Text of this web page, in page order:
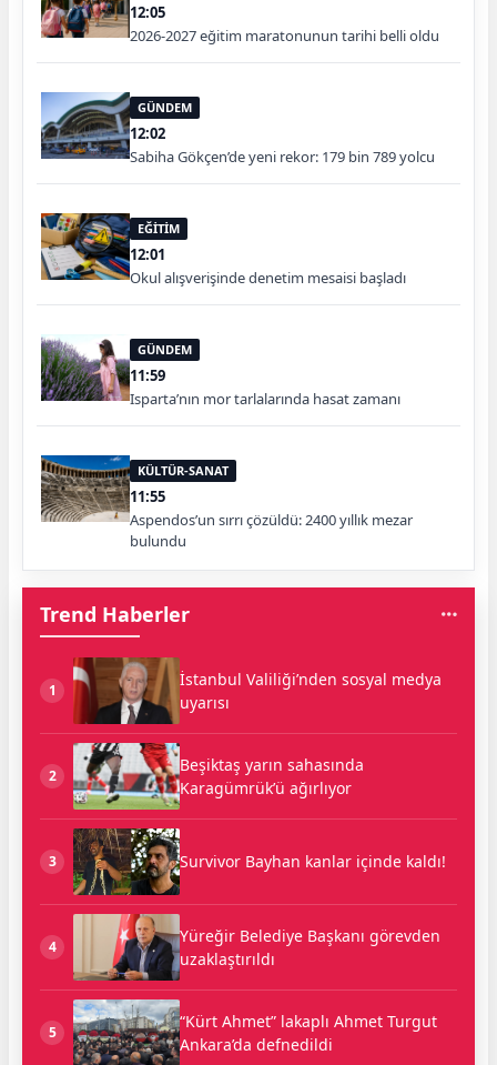
12:05
2026-2027 eğitim maratonunun tarihi belli oldu
GÜNDEM
12:02
Sabiha Gökçen’de yeni rekor: 179 bin 789 yolcu
EĞİTİM
12:01
Okul alışverişinde denetim mesaisi başladı
GÜNDEM
11:59
Isparta’nın mor tarlalarında hasat zamanı
KÜLTÜR-SANAT
11:55
Aspendos’un sırrı çözüldü: 2400 yıllık mezar
bulundu
Trend Haberler
1
İstanbul Valiliği’nden sosyal medya
uyarısı
2
Beşiktaş yarın sahasında
Karagümrük’ü ağırlıyor
3 Survivor Bayhan kanlar içinde kaldı!
4
Yüreğir Belediye Başkanı görevden
uzaklaştırıldı
5
“Kürt Ahmet” lakaplı Ahmet Turgut
Ankara’da defnedildi